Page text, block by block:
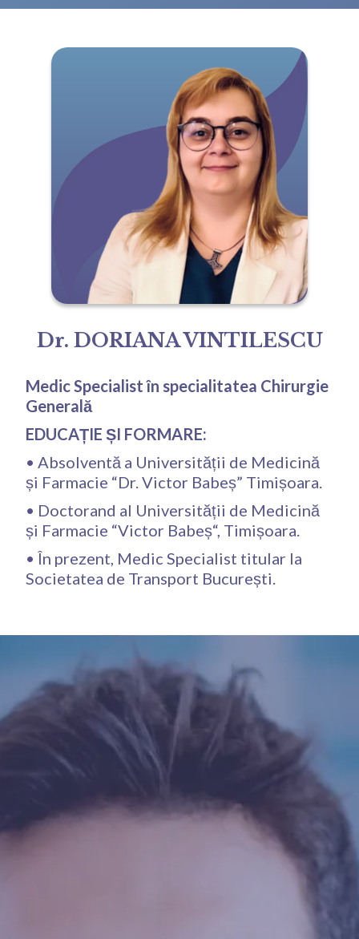
Dr. DORIANA VINTILESCU
Medic Specialist în specialitatea Chirurgie
Generală
EDUCAȚIE ȘI FORMARE:
• Absolventă a Universității de Medicină
și Farmacie “Dr. Victor Babeș” Timișoara.
• Doctorand al Universității de Medicină
și Farmacie “Victor Babeș“, Timișoara.
• În prezent, Medic Specialist titular la
Societatea de Transport București.